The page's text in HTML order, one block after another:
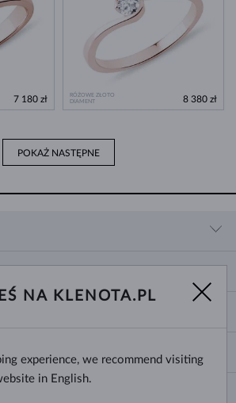
7 180 zł
RÓŻOWE ZŁOTO
DIAMENT
8 380 zł
POKAŻ NASTĘPNE
NA KLENOTA.PL
experience, we recommend visiting
in English.